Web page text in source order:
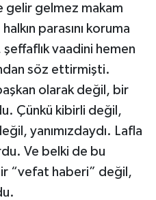
gelir gelmez makam
parasını koruma
vaadini hemen
söz ettirmişti.
olarak değil, bir
Çünkü kibirli değil,
yanımızdaydı. Lafla
Ve belki de bu
“vefat haberi” değil,